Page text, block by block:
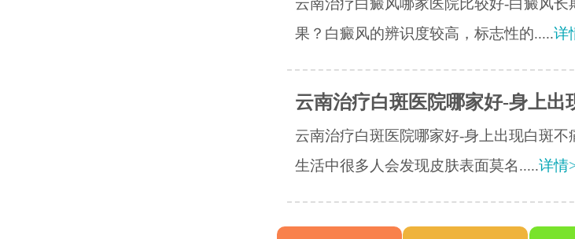
云南治疗白癜风哪家医院比较好-白癜风
果？白癜风的辨识度较高，标志性的.....详
云南治疗白斑医院哪家好-身上出
云南治疗白斑医院哪家好-身上出现白斑不
生活中很多人会发现皮肤表面莫名.....详情